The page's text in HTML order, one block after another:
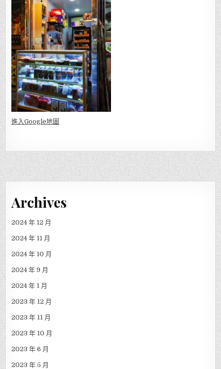
進入Google地圖
Archives
2024 年 12 月
2024 年 11 月
2024 年 10 月
2024 年 9 月
2024 年 1 月
2023 年 12 月
2023 年 11 月
2023 年 10 月
2023 年 6 月
2023 年 5 月